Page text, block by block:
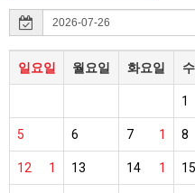
일요일 월요일 화요일
1
5 6 1
7 8
1
12 13 1
14 15